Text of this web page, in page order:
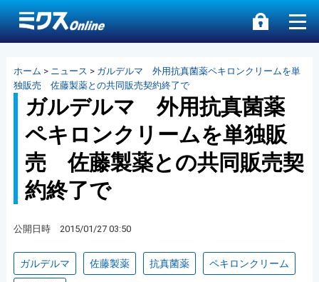
ホーム > ニュース > ガルデルマ 外用抗真菌薬ペキロンクリームを単
独販売 佐藤製薬との共同販売契約終了で
ガルデルマ 外用抗真菌薬
ペキロンクリームを単独販
売 佐藤製薬との共同販売契
約終了で
公開日時 2015/01/27 03:50
ガルデルマ 佐藤製薬 抗真菌薬 ペキロンクリーム